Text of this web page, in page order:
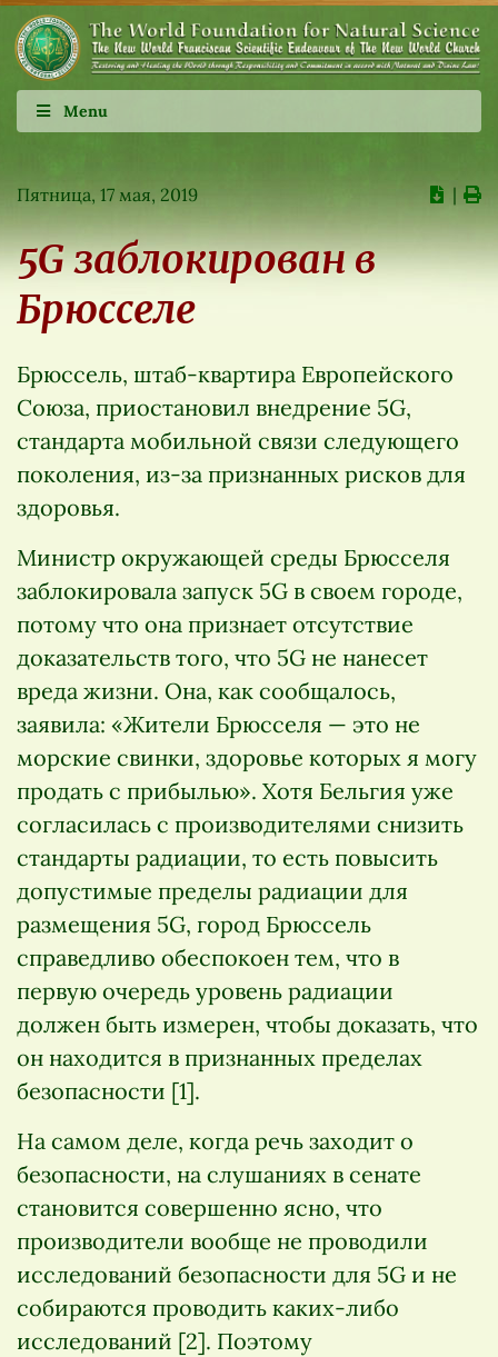
Menu
Пятница, 17 мая, 2019 ∣
5G заблокирован в
Брюсселе
Брюссель, штаб-квартира Европейского
Союза, приостановил внедрение 5G,
стандарта мобильной связи следующего
поколения, из-за признанных рисков для
здоровья.
Министр окружающей среды Брюсселя
заблокировала запуск 5G в своем городе,
потому что она признает отсутствие
доказательств того, что 5G не нанесет
вреда жизни. Она, как сообщалось,
заявила: «Жители Брюсселя — это не
морские свинки, здоровье которых я могу
продать с прибылью». Хотя Бельгия уже
согласилась с производителями снизить
стандарты радиации, то есть повысить
допустимые пределы радиации для
размещения 5G, город Брюссель
справедливо обеспокоен тем, что в
первую очередь уровень радиации
должен быть измерен, чтобы доказать, что
он находится в признанных пределах
безопасности [1].
На самом деле, когда речь заходит о
безопасности, на слушаниях в сенате
становится совершенно ясно, что
производители вообще не проводили
исследований безопасности для 5G и не
собираются проводить каких-либо
исследований [2]. Поэтому